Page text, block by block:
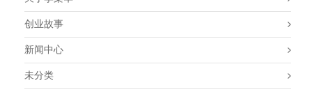
创业故事
新闻中心
未分类